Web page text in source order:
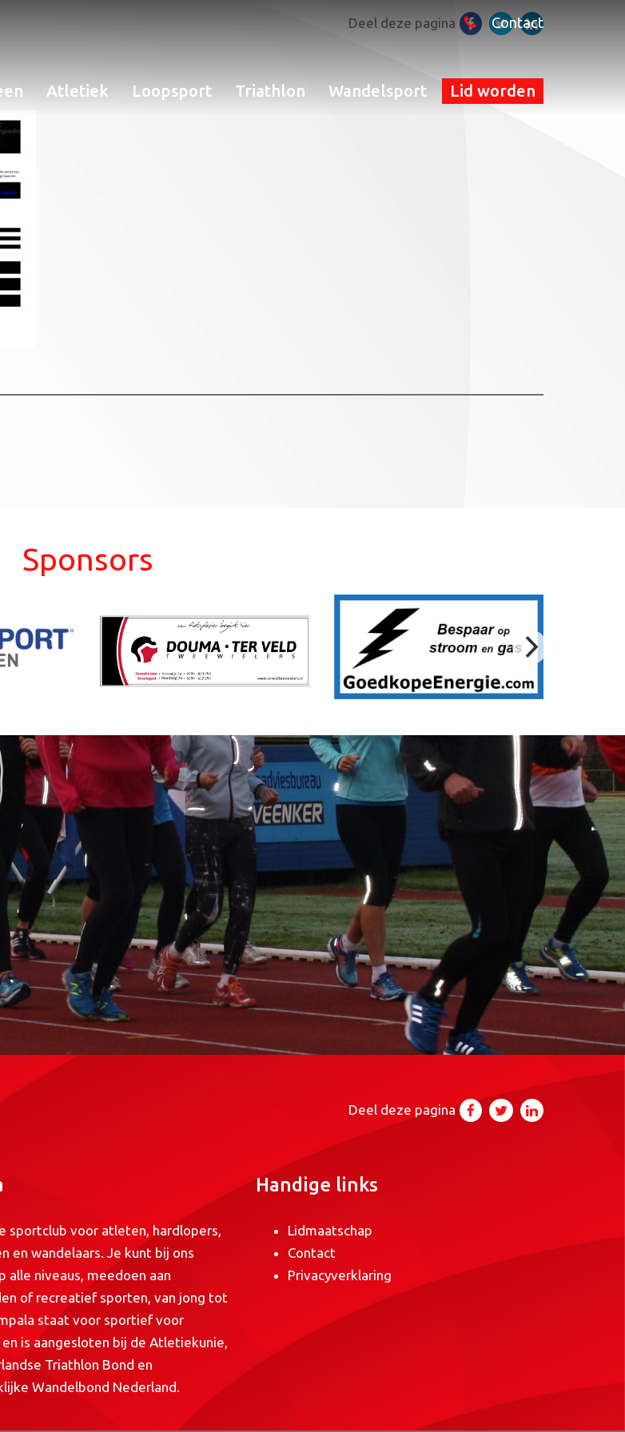
Contact
Atletiek Loopsport Triathlon Wandelsport Lid worden
Deel deze pagina
Sponsors
Deel deze pagina
sportclub voor atleten, hardlopers,
en wandelaars. Je kunt bij ons
alle niveaus, meedoen aan
of recreatief sporten, van jong tot
staat voor sportief voor
is aangesloten bij de Atletiekunie,
Triathlon Bond en
Wandelbond Nederland.
Handige links
Lidmaatschap
Contact
Privacyverklaring